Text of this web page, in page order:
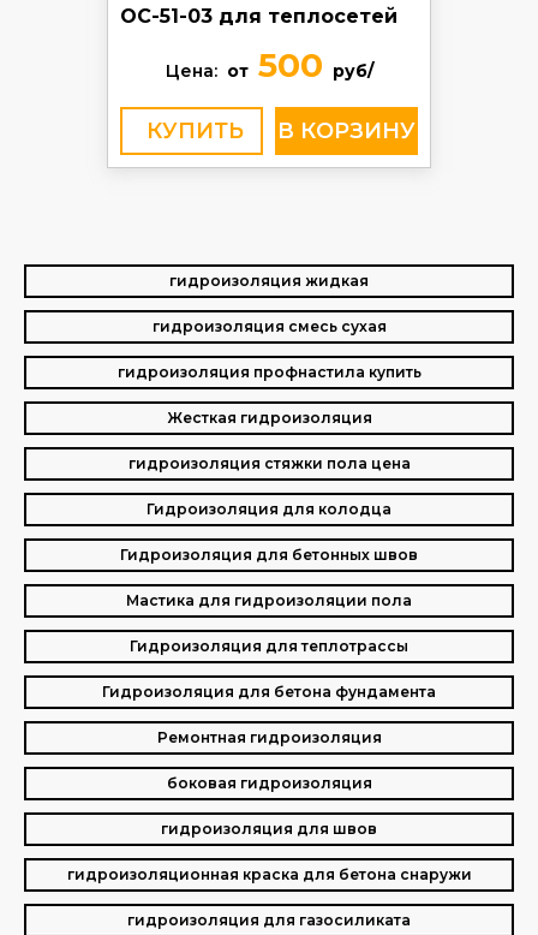
ОС-51-03 для теплосетей
Цена: от500 руб/
КУПИТЬ
гидроизоляция жидкая
гидроизоляция смесь сухая
гидроизоляция профнастила купить
Жесткая гидроизоляция
гидроизоляция стяжки пола цена
Гидроизоляция для колодца
Гидроизоляция для бетонных швов
Мастика для гидроизоляции пола
Гидроизоляция для теплотрассы
Гидроизоляция для бетона фундамента
Ремонтная гидроизоляция
боковая гидроизоляция
гидроизоляция для швов
гидроизоляционная краска для бетона снаружи
гидроизоляция для газосиликата